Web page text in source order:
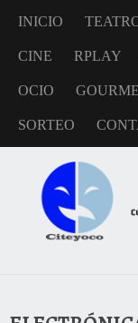
INICIO
CINE RPLAY
OCIO
SORTEO